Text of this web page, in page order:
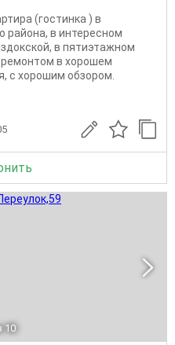
(гостинка ) в
района, в интересном
в пятиэтажном
в хорошем
с хорошим обзором.
10